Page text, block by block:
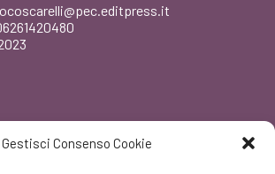
Gestisci Consenso Cookie